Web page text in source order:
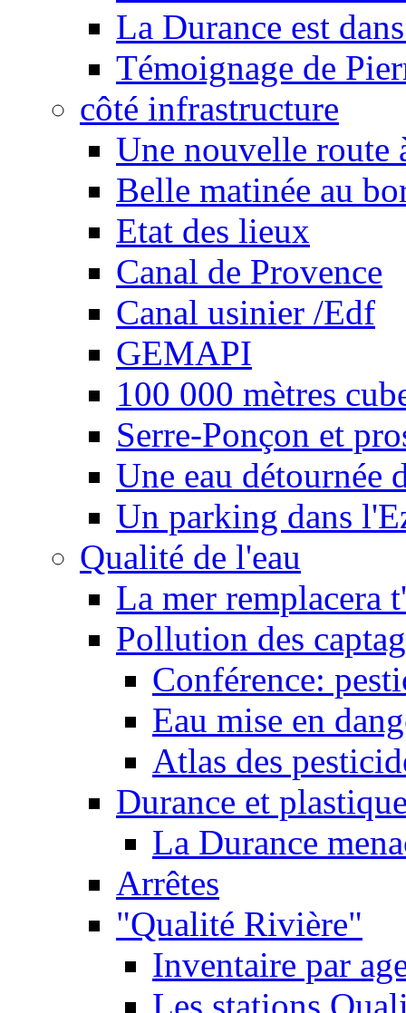
La Durance est
Témoignage de
côté infrastructure
Une nouvelle route
Belle matinée au
Etat des lieux
Canal de Provence
Canal usinier /Edf
GEMAPI
100 000 mètres
Serre-Ponçon et
Une eau détournée
Un parking dans
Qualité de l'eau
La mer remplacera
Pollution des
Conférence:
Eau mise en
Atlas des
Durance et
La Durance
Arrêtes
"Qualité Rivière"
Inventaire par